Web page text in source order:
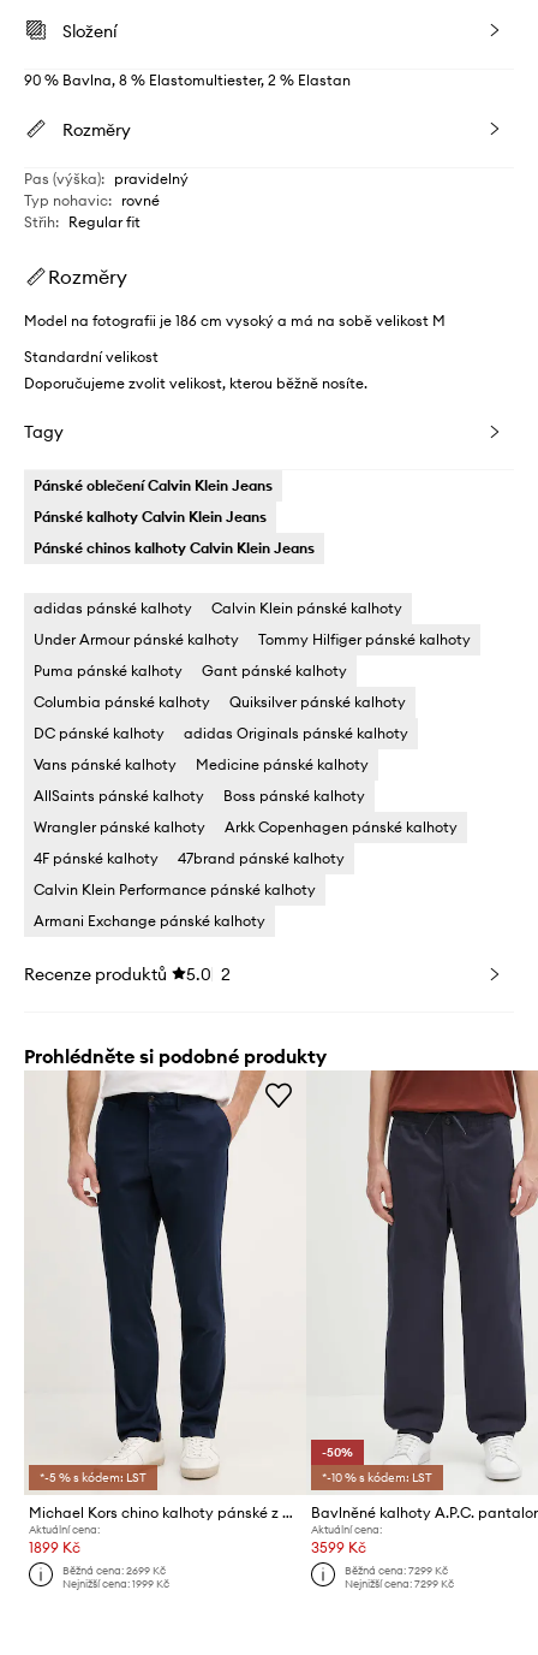
Složení
90 % Bavlna, 8 % Elastomultiester, 2 % Elastan
Rozměry
Pas (výška): pravidelný
Typ nohavic: rovné
Střih: Regular fit
Rozměry
Model na fotografii je 186 cm vysoký a má na sobě velikost M
Standardní velikost
Doporučujeme zvolit velikost, kterou běžně nosíte.
Tagy
Pánské oblečení Calvin Klein Jeans
Pánské kalhoty Calvin Klein Jeans
Pánské chinos kalhoty Calvin Klein Jeans
adidas pánské kalhoty
Calvin Klein pánské kalhoty
Under Armour pánské kalhoty
Tommy Hilfiger pánské kalhoty
Puma pánské kalhoty
Gant pánské kalhoty
Columbia pánské kalhoty
Quiksilver pánské kalhoty
DC pánské kalhoty
adidas Originals pánské kalhoty
Vans pánské kalhoty
Medicine pánské kalhoty
AllSaints pánské kalhoty
Boss pánské kalhoty
Wrangler pánské kalhoty
Arkk Copenhagen pánské kalhoty
4F pánské kalhoty
47brand pánské kalhoty
Calvin Klein Performance pánské kalhoty
Armani Exchange pánské kalhoty
Recenze produktů 5.0 2
Prohlédněte si podobné produkty
*-5 % s kódem: LST
Michael Kors chino kalhoty pánské z bavlny
Aktuální cena:
1899 Kč
Běžná cena:2699 Kč
Nejnižší cena:1999 Kč
-50%
*-10 % s kódem: LST
Aktuální cena:
3599 Kč
Běžná cena: 7299 Kč
Nejnižší cena: 7299 Kč